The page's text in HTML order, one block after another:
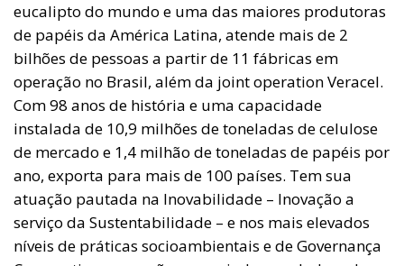
eucalipto do mundo e uma das maiores produtoras
de papéis da América Latina, atende mais de 2
bilhões de pessoas a partir de 11 fábricas em
operação no Brasil, além da joint operation Veracel.
Com 98 anos de história e uma capacidade
instalada de 10,9 milhões de toneladas de celulose
de mercado e 1,4 milhão de toneladas de papéis por
ano, exporta para mais de 100 países. Tem sua
atuação pautada na Inovabilidade – Inovação a
serviço da Sustentabilidade – e nos mais elevados
níveis de práticas socioambientais e de Governança